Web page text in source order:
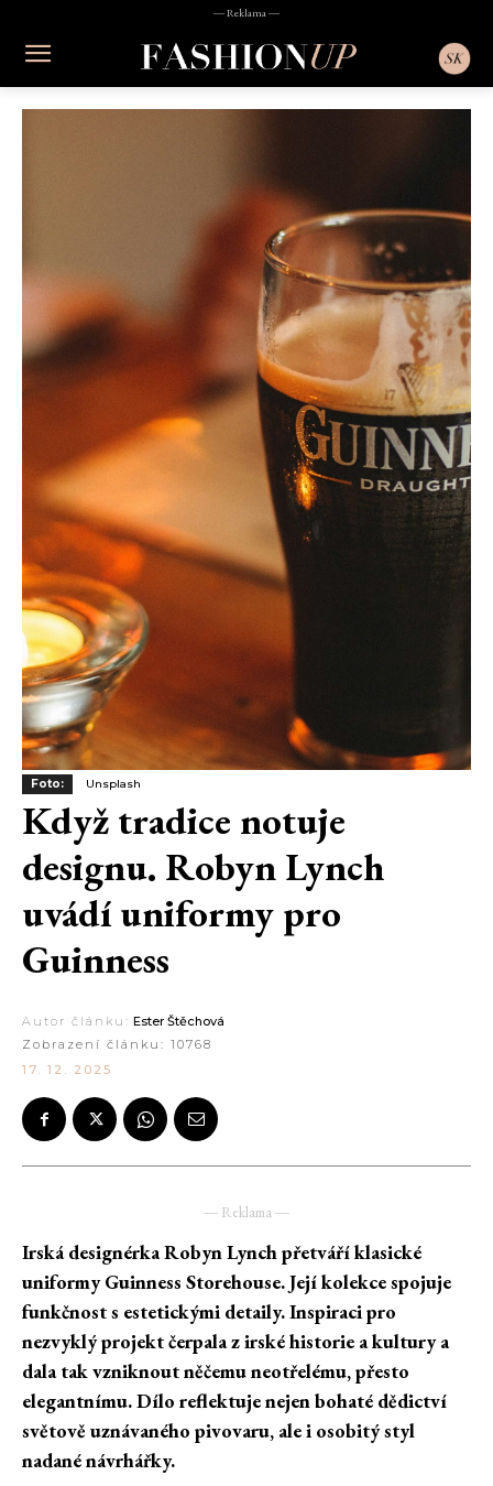
― Reklama ―
Foto: Unsplash
Když tradice notuje
designu. Robyn Lynch
uvádí uniformy pro
Guinness
Autor článku: Ester Štěchová
Zobrazení článku: 10768
17. 12. 2025
― Reklama ―
Irská designérka Robyn Lynch přetváří klasické
uniformy Guinness Storehouse. Její kolekce spojuje
funkčnost s estetickými detaily. Inspiraci pro
nezvyklý projekt čerpala z irské historie a kultury a
dala tak vzniknout něčemu neotřelému, přesto
elegantnímu. Dílo reflektuje nejen bohaté dědictví
světově uznávaného pivovaru, ale i osobitý styl
nadané návrhářky.